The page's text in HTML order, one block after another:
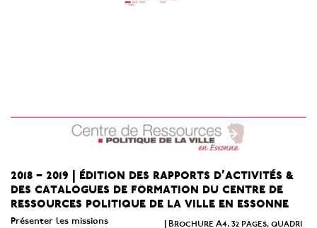
2018 – 2019 | édition des rapports d’activités &
des catalogues de formation du centre de
ressources politique de la ville en essonne
Présenter les missions
Brochure A4, 32 pages, quadri